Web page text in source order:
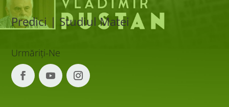
Predici | Studiul Matei
Urmăriți-Ne